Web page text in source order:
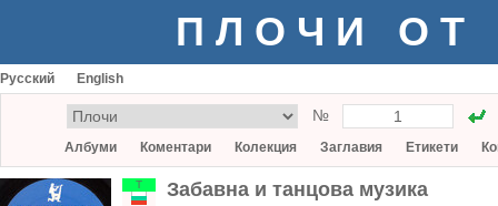
ПЛОЧИ ОТ
Русский English
№
Албуми Коментари Колекция Заглавия Етикети
Т Забавна и танцова музика